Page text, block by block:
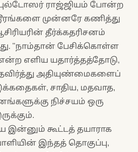
ராஜ்ஜியம் போன்ற
முன்னரே கணித்து
தீர்க்கதரிசனம்
"நாம்தான் பேசிக்கொள்ள
எளிய யதார்த்தத்தோடு,
அதியுண்மைகளைப்
சாதிய, மதவாத,
நிச்சயம் ஒரு
இன்னும் கூட்டத் தயாராக
இந்தத் தொகுப்பு,